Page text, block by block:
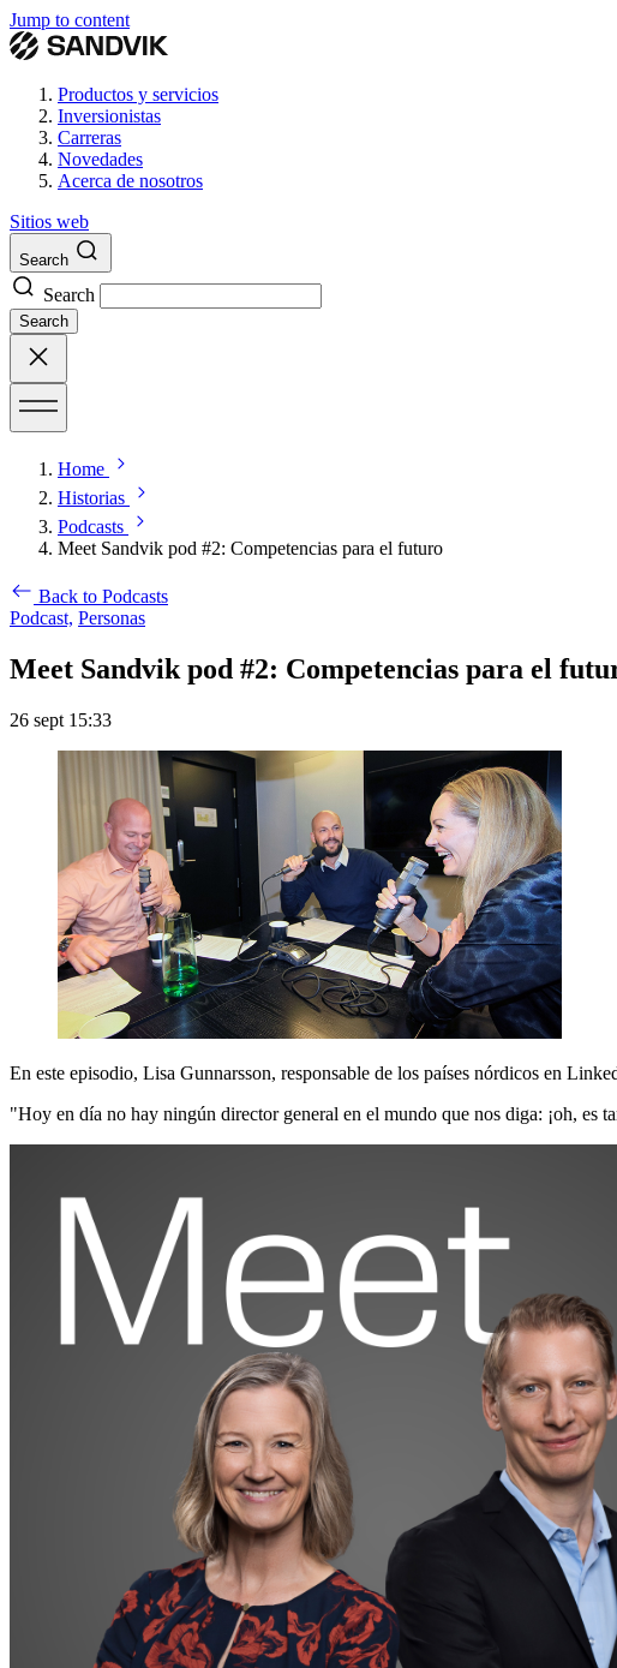
Jump to content
Productos y servicios
Inversionistas
Carreras
Novedades
Acerca de nosotros
Sitios web
Search
Search
Search
Home
Historias
Podcasts
Meet Sandvik pod #2: Competencias para el futuro
Back to Podcasts
Podcast, Personas
Meet Sandvik pod #2: Competencias para el
26 sept 15:33
En este episodio, Lisa Gunnarsson, responsable de los países nórdicos en
"Hoy en día no hay ningún director general en el mundo que nos diga: ¡oh,